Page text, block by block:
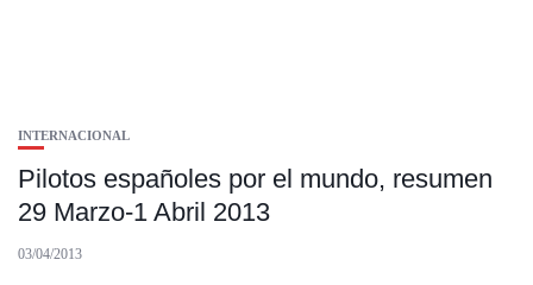
INTERNACIONAL
Pilotos españoles por el mundo, resumen
29 Marzo-1 Abril 2013
03/04/2013